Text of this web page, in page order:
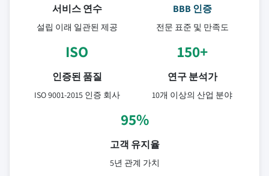
서비스 연수
설립 이래 일관된 제공
BBB 인증
전문 표준 및 만족도
ISO
인증된 품질
ISO 9001-2015 인증 회사
150+
연구 분석가
10개 이상의 산업 분야
95%
고객 유지율
5년 관계 가치